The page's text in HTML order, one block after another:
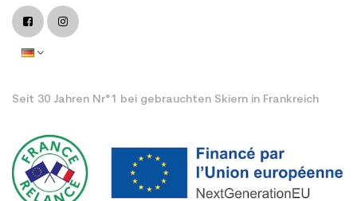
Seit 30 Jahren Nr°1 bei gebrauchten Skiern in Frankreich